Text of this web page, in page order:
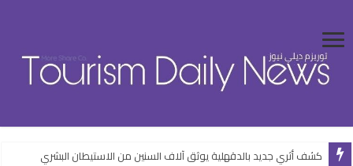
كشف أثري جديد بالدقهلية يوثق آلاف السنين من الاستيطان البشري
وزارة الإسكان تواصل طرح فرص استثمارية متنوعة من خلال المنصات الرقمية